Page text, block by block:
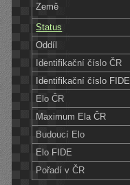
Země
Status
Oddíl
Identifikační číslo ČR
Identifikační číslo FIDE
Elo ČR
Maximum Ela ČR
Budoucí Elo
Elo FIDE
Pořadí v ČR